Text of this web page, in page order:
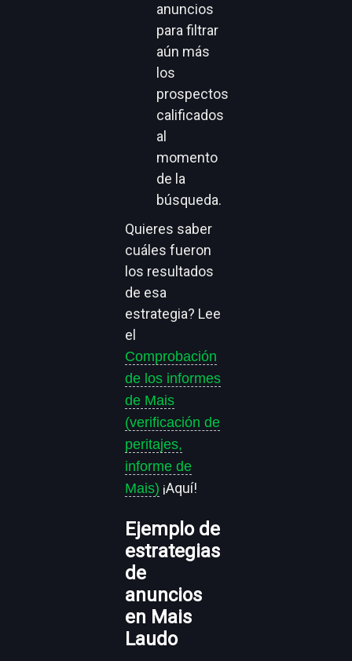
anuncios
para filtrar
aún más
los
prospectos
calificados
al
momento
de la
búsqueda.
Quieres saber
cuáles fueron
los resultados
de esa
estrategia? Lee
el
Comprobación
de los informes
de Mais
(verificación de
peritajes,
informe de
Mais) ¡Aquí!
Ejemplo de
estrategias
de
anuncios
en Mais
Laudo